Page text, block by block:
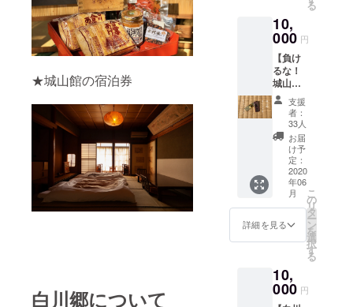
★城山館の宿泊券
白川郷について
チケッ
トなど
は届き
ませ
ん。ご
利用方
法につ
いては
後日
メール
にて送
らせて
頂きま
す。
よき
ち、民
宿 幸エ
門 の4
施設
（状況
により
変更に
なる場
合があ
りま
す） ※
宿泊ご
招待券
は贈答
てもお
使い頂
有効期
限は2年
間とな
能でき
ます。
●飛騨牛
A5等級
5,000円
相当、
白川郷
産コシ
ヒカリ5
合、蟻
原のお
ばちゃ
んの古
代米1
袋、宮
さんの
油揚げ2
おばあ
ちゃん
の漬物1
き水で
淹れた
珈琲を
ご用意
してお
ります
ので、
来村の
際はぜ
ひ城山
館にお
声がけ
下さい
ませ。
と白川
郷の風
景の御
礼状を
お送り
致しま
す。手
作りの
優しい
味をお
家で堪
能して
下さ
い。 ●
白川郷
のおば
あちゃ
口屋製
菓さん
の紫蘇
る
10,
000 円
【負け
るな！
城山館
応援プ
ラン】
「何も
いらな
いか
ら、と
にかく
城山館
を応援
する
よ！」
と思っ
て頂け
用にご
用意し
たリ
支援
者：
33人
お届
け予
定：
2020
年06
月
詳細を見る
こ
の
リ
タ
ー
ン
を
選
択
す
る
10,
000 円